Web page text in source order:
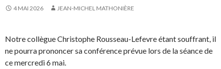
4 MAI 2026 JEAN-MICHEL MATHONIÈRE
Notre collègue Christophe Rousseau-Lefevre étant souffrant, il
ne pourra prononcer sa conférence prévue lors de la séance de
ce mercredi 6 mai.